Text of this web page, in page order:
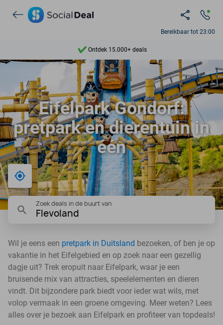
Bereikbaar tot 23:00
Ontdek 15.000+ deals
7 dagen per week beschikbaar
10+ miljoen leden
9,4
Ontdek 15.000+ deals
Eifelpark Gondorf:
pretpark en dierentuin in
één
Bij mij in de buurt
Zoek deals in de buurt van
Flevoland
Wil je eens een pretpark in Duitsland bezoeken, of ben je op
vakantie in het Eifelgebied en op zoek naar een gezellig
dagje uit? Trek eropuit naar Eifelpark, waar je een
bruisende mix van attracties, speelelementen en dieren
vindt. Dit bijzondere park biedt voor ieder wat wils, met
volop vermaak in een groene omgeving. Meer weten? Lees
alles over je bezoek aan Eifelpark en profiteer van topdeals!